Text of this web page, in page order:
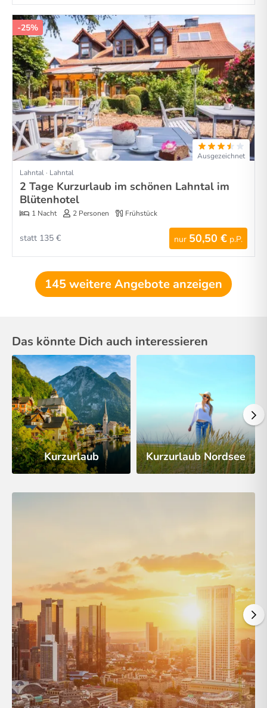
-25%
Ausgezeichnet
Lahntal · Lahntal
2 Tage Kurzurlaub im schönen Lahntal im
Blütenhotel
1 Nacht 2 Personen Frühstück
nur 50,50 € p.P.
statt 135 €
145 weitere Angebote anzeigen
Das könnte Dich auch interessieren
Kurzurlaub Kurzurlaub Nordsee